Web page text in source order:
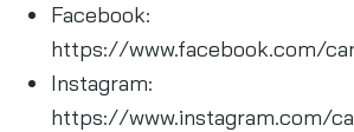
Facebook:
https://www.facebook.com/
Instagram:
https://www.instagram.com/